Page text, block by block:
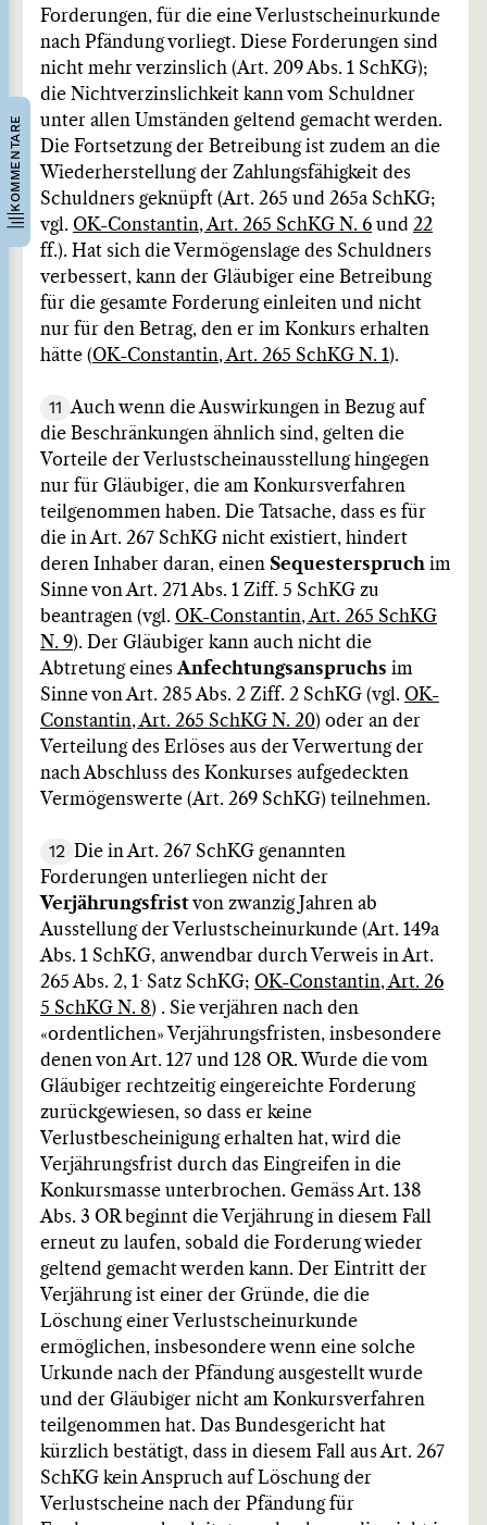
KOMMENTARE
Forderungen, für die eine Verlustscheinurkunde
nach Pfändung vorliegt. Diese Forderungen sind
nicht mehr verzinslich (Art. 209 Abs. 1 SchKG);
die Nichtverzinslichkeit kann vom Schuldner
unter allen Umständen geltend gemacht werden.
Die Fortsetzung der Betreibung ist zudem an die
Wiederherstellung der Zahlungsfähigkeit des
Schuldners geknüpft (Art. 265 und 265a SchKG;
vgl. OK-Constantin, Art. 265 SchKG N. 6 und 22
ff.). Hat sich die Vermögenslage des Schuldners
verbessert, kann der Gläubiger eine Betreibung
für die gesamte Forderung einleiten und nicht
nur für den Betrag, den er im Konkurs erhalten
hätte (OK-Constantin, Art. 265 SchKG N. 1).
11 Auch wenn die Auswirkungen in Bezug auf
die Beschränkungen ähnlich sind, gelten die
Vorteile der Verlustscheinausstellung hingegen
nur für Gläubiger, die am Konkursverfahren
teilgenommen haben. Die Tatsache, dass es für
die in Art. 267 SchKG nicht existiert, hindert
deren Inhaber daran, einen Sequesterspruch im
Sinne von Art. 271 Abs. 1 Ziff. 5 SchKG zu
beantragen (vgl. OK-Constantin, Art. 265 SchKG
N. 9). Der Gläubiger kann auch nicht die
Abtretung eines Anfechtungsanspruchs im
Sinne von Art. 285 Abs. 2 Ziff. 2 SchKG (vgl. OK-
Constantin, Art. 265 SchKG N. 20) oder an der
Verteilung des Erlöses aus der Verwertung der
nach Abschluss des Konkurses aufgedeckten
Vermögenswerte (Art. 269 SchKG) teilnehmen.
12
Die in Art. 267 SchKG genannten
Forderungen unterliegen nicht der
Verjährungsfristvon zwanzig Jahren ab
Ausstellung der Verlustscheinurkunde (Art. 149a
Abs. 1 SchKG, anwendbar durch Verweis in Art.
265 Abs. 2, 1 Satz SchKG; OK-Constantin, Art. 26
5 SchKG N. 8) . Sie verjähren nach den
«ordentlichen» Verjährungsfristen, insbesondere
denen von Art. 127 und 128 OR. Wurde die vom
Gläubiger rechtzeitig eingereichte Forderung
zurückgewiesen, so dass er keine
Verlustbescheinigung erhalten hat, wird die
Verjährungsfrist durch das Eingreifen in die
Konkursmasse unterbrochen. Gemäss Art. 138
Abs. 3 OR beginnt die Verjährung in diesem Fall
erneut zu laufen, sobald die Forderung wieder
geltend gemacht werden kann. Der Eintritt der
Verjährung ist einer der Gründe, die die
Löschung einer Verlustscheinurkunde
ermöglichen, insbesondere wenn eine solche
Urkunde nach der Pfändung ausgestellt wurde
und der Gläubiger nicht am Konkursverfahren
teilgenommen hat. Das Bundesgericht hat
kürzlich bestätigt, dass in diesem Fall aus Art. 267
SchKG kein Anspruch auf Löschung der
Verlustscheine nach der Pfändung für